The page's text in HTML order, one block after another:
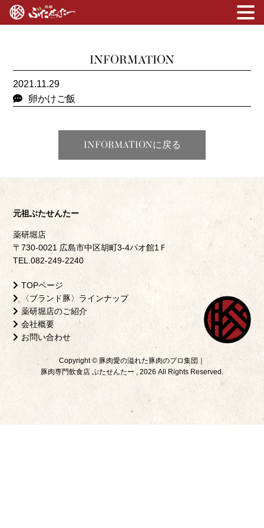
INFORMATION
2021.11.29
卵かけご飯
INFORMATIONに戻る
元祖ぶたせんたー
薬研堀店
〒730-0021 広島市中区胡町3-4パオ館1Ｆ
TEL.082-249-2240
TOPページ
〈ブランド豚〉ラインナップ
薬研堀店のご紹介
会社概要
お問い合わせ
Copyright © 豚肉愛の溢れた豚肉のプロ集団｜
豚肉専門飲食店 ぶたせんたー , 2026 All Rights Reserved.